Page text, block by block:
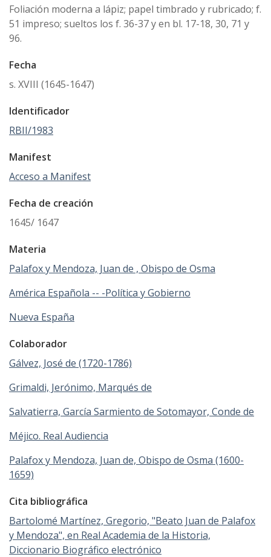
Foliación moderna a lápiz; papel timbrado y rubricado; f.
51 impreso; sueltos los f. 36-37 y en bl. 17-18, 30, 71 y
96.
Fecha
s. XVIII (1645-1647)
Identificador
RBII/1983
Manifest
Acceso a Manifest
Fecha de creación
1645/ 1647
Materia
Palafox y Mendoza, Juan de , Obispo de Osma
América Española -- -Política y Gobierno
Nueva España
Colaborador
Gálvez, José de (1720-1786)
Grimaldi, Jerónimo, Marqués de
Salvatierra, García Sarmiento de Sotomayor, Conde de
Méjico. Real Audiencia
Palafox y Mendoza, Juan de, Obispo de Osma (1600-
1659)
Cita bibliográfica
Bartolomé Martínez, Gregorio, "Beato Juan de Palafox
y Mendoza", en Real Academia de la Historia,
Diccionario Biográfico electrónico